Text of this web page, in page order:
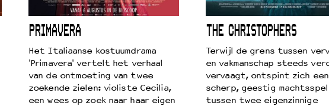
PRIMAVERA
Het Italiaanse kostuumdrama
'Primavera' vertelt het verhaal
van de ontmoeting van twee
zoekende zielen: violiste Cecilia,
een wees op zoek naar haar eigen
THE CHRISTOPHERS
Terwijl de grens tussen
en vakmanschap steeds
vervaagt, ontspint zich een
scherp, geestig machtsspel
tussen twee eigenzinnige